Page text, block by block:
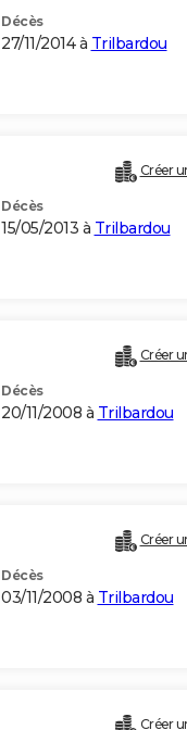
Décès
27/11/2014 à Trilbardou
Créer
Décès
15/05/2013 à Trilbardou
Créer
Décès
20/11/2008 à Trilbardou
Créer
Décès
03/11/2008 à Trilbardou
Créer